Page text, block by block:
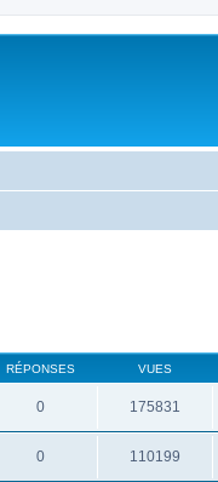
RÉPONSES VUES
0 175831
0 110199